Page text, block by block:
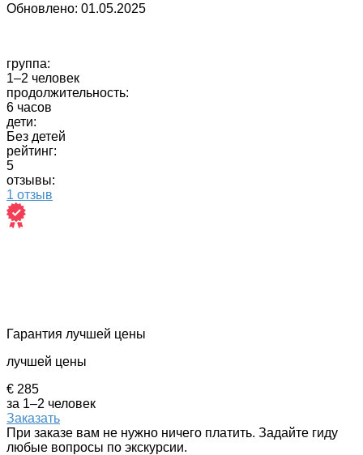
Обновлено: 01.05.2025
группа:
1–2 человек
продолжительность:
6 часов
дети:
Без детей
рейтинг:
5
отзывы:
1 отзыв
Гарантия лучшей цены
лучшей цены
€ 285
за 1–2 человек
Заказать
При заказе вам не нужно ничего платить. Задайте гиду
любые вопросы по экскурсии.